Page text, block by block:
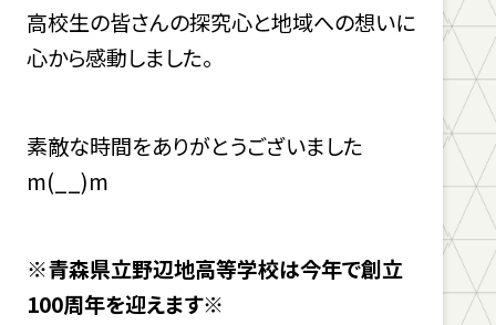
高校生の皆さんの探究心と地域への想いに
心から感動しました。
素敵な時間をありがとうございました
m(__)m
※青森県立野辺地高等学校は今年で創立
100周年を迎えます※